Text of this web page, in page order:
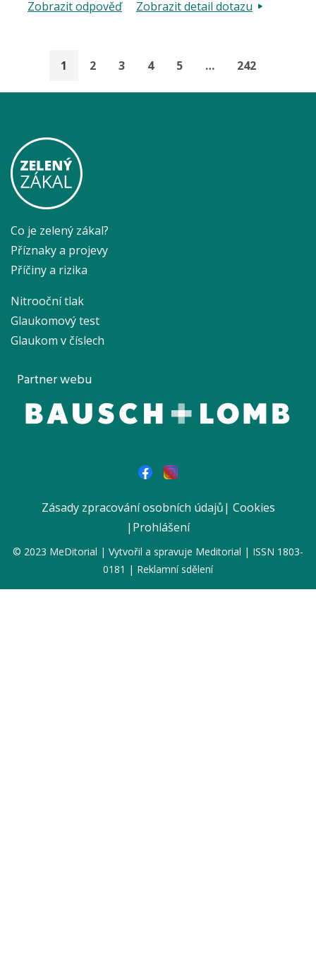
Vaším praktickým lékařem.
Zobrazit odpověď Zobrazit detail dotazu
1 2 3 4 5 … 242
Co je zelený zákal?
Příznaky a projevy
Příčiny a rizika
Nitrooční tlak
Glaukomový test
Glaukom v číslech
Partner webu
Zásady zpracování osobních údajů| Cookies
| Prohlášení
© 2023 MeDitorial | Vytvořil a spravuje Meditorial | ISSN 1803-
0181 | Reklamní sdělení